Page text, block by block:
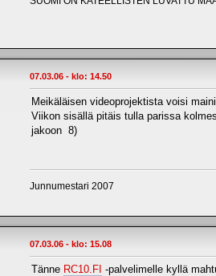
07.03.06 - klo: 14.50
Meikäläisen videoprojektista voisi
Viikon sisällä pitäis tulla parissa
jakoon 8)
Junnumestari 2007
07.03.06 - klo: 15.08
Tänne RC10.FI -palvelimelle kyllä